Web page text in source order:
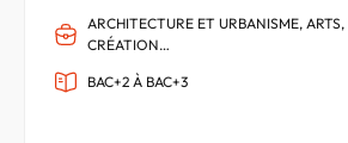
ARCHITECTURE ET URBANISME,
CRÉATION…
BAC+2 À BAC+3